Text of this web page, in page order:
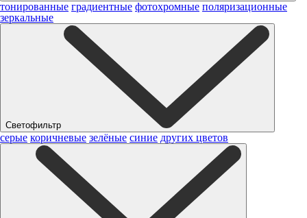
тонированные градиентные фотохромные поляризационные
зеркальные
Светофильтр
серые коричневые зелёные синие других цветов